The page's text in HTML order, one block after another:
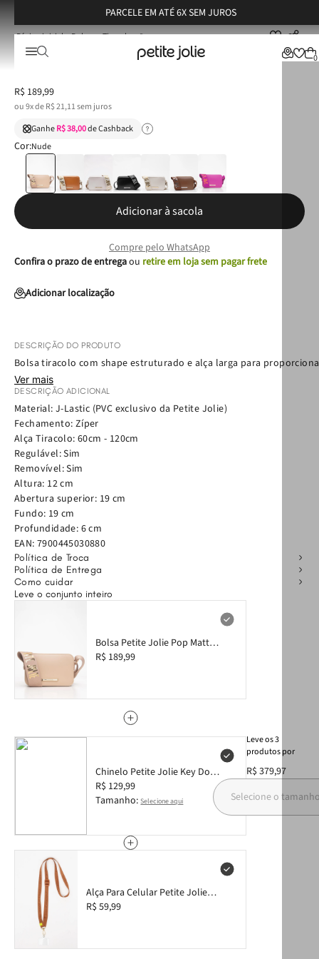
PARCELE EM ATÉ 6X SEM JUROS
0
Bolsas Tiracolo Bolsa Petite Jolie Pop Matte Areia PJ11295
Bolsa Petite Jolie Pop Matte Areia PJ11295
R$ 189,99
ou9x deR$21,11sem juros
GanheR$ 38,00de Cashback
Cor:Nude
Adicionar à sacola
Compre pelo WhatsApp
Confira o prazo de entregaou retire em loja sem pagar frete
Adicionar localização
DESCRIÇÃO DO PRODUTO
Bolsa tiracolo com shape estruturado e alça larga para
Ver mais
DESCRIÇÃO ADICIONAL
Material: J-Lastic (PVC exclusivo da Petite Jolie)
Fechamento: Zíper
Alça Tiracolo: 60cm - 120cm
Regulável: Sim
Removível: Sim
Altura: 12 cm
Abertura superior: 19 cm
Fundo: 19 cm
Profundidade: 6 cm
EAN: 7900445030880
Política de Troca
Política de Entrega
Como cuidar
Leve o conjunto inteiro
Bolsa Petite Jolie Pop Matte
Areia PJ11295
R$ 189,99
Chinelo Petite Jolie Key Doce
De Leite/Areia PJ7674 35-6
R$ 129,99
Tamanho: Selecione aqui
Alça Para Celular Petite Jolie
Doce De Leite PJ20332
R$ 59,99
Leveos3
produtospor
R$ 379,97
Selecione o